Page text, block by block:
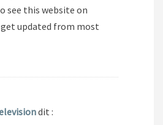
see this website on
updated from most
dit :